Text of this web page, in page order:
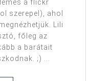
a flickr
szerepel), ahol
Lili
főleg az
a barátait
;) ...